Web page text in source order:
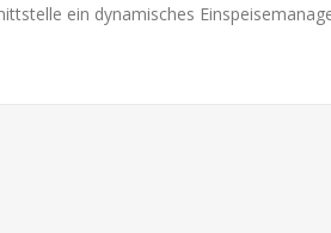
ein dynamisches